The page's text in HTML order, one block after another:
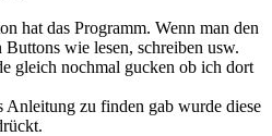
hat das Programm. Wenn man den
wie lesen, schreiben usw.
gleich nochmal gucken ob ich dort
Anleitung zu finden gab wurde diese